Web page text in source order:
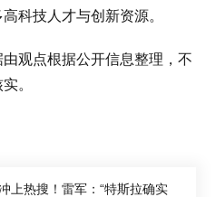
科技人才与创新资源。
观点根据公开信息整理，不
。
上热搜！雷军：“特斯拉确实